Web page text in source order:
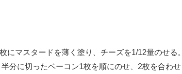
マスタードを薄く塗り、チーズを1/12量のせる。
分に切ったベーコン1枚を順にのせ、2枚を合わせ